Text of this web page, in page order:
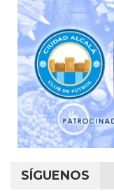
SÍGUENOS